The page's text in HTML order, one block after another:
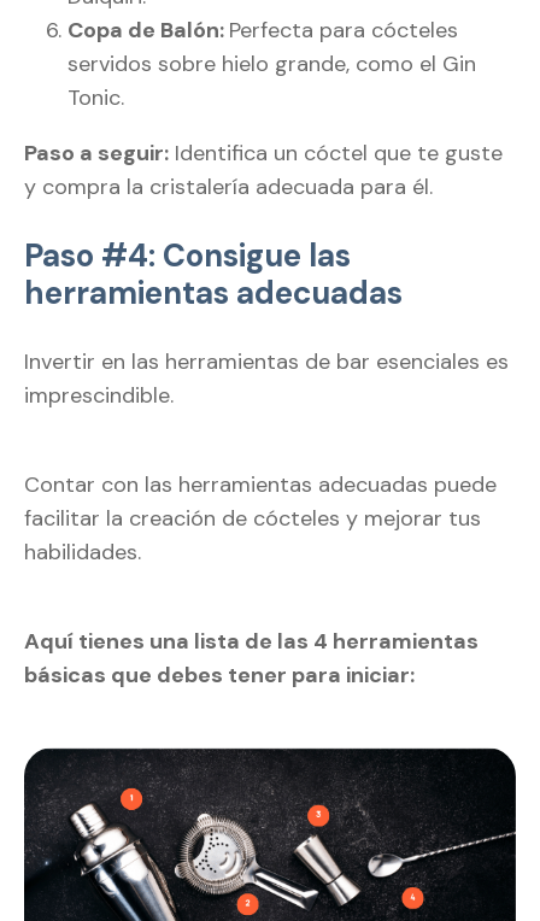
Copa de Balón: Perfecta para cócteles
servidos sobre hielo grande, como el Gin
Tonic.
Paso a seguir: Identifica un cóctel que te guste
y compra la cristalería adecuada para él.
Paso #4: Consigue las
herramientas adecuadas
Invertir en las herramientas de bar esenciales es
imprescindible.
Contar con las herramientas adecuadas puede
facilitar la creación de cócteles y mejorar tus
habilidades.
Aquí tienes una lista de las 4 herramientas
básicas que debes tener para iniciar: